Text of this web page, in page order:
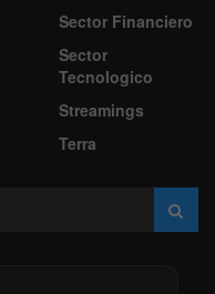
Sector Financiero
Sector
Tecnologico
Streamings
Terra